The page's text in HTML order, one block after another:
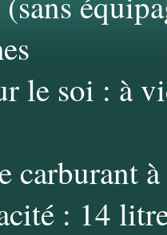
le soi : à
carburant
: 14